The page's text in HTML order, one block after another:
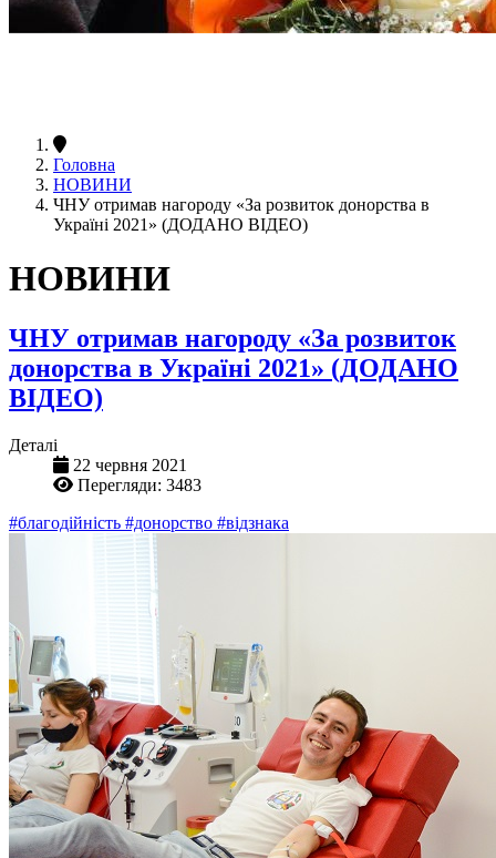
Головна
НОВИНИ
ЧНУ отримав нагороду «За розвиток донорства в
Україні 2021» (ДОДАНО ВІДЕО)
НОВИНИ
ЧНУ отримав нагороду «За розвиток
донорства в Україні 2021» (ДОДАНО
ВІДЕО)
Деталі
22 червня 2021
Перегляди: 3483
#благодійність #донорство #відзнака